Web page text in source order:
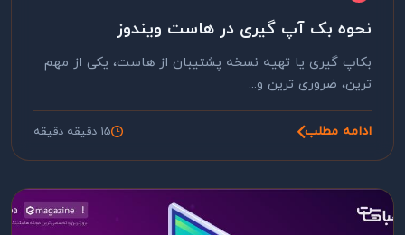
نحوه بک آپ گیری در هاست ویندوز
بکاپ گیری یا تهیه نسخه پشتیبان از هاست، یکی از مهم
ترین، ضروری ترین و...
ادامه مطلب 15 دقیقه دقیقه